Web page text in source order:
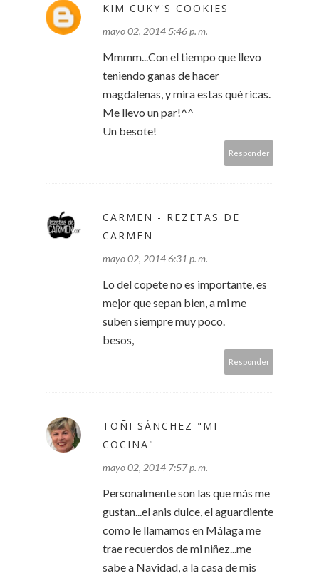
KIM CUKY'S COOKIES
mayo 02, 2014 5:46 p. m.
Mmmm...Con el tiempo que llevo
teniendo ganas de hacer
magdalenas, y mira estas qué ricas.
Me llevo un par!^^
Un besote!
Responder
CARMEN - REZETAS DE
CARMEN
mayo 02, 2014 6:31 p. m.
Lo del copete no es importante, es
mejor que sepan bien, a mi me
suben siempre muy poco.
besos,
Responder
TOÑI SÁNCHEZ "MI
COCINA"
mayo 02, 2014 7:57 p. m.
Personalmente son las que más me
gustan...el anis dulce, el aguardiente
como le llamamos en Málaga me
trae recuerdos de mi niñez...me
sabe a Navidad, a la casa de mis